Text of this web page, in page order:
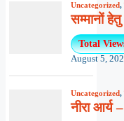
Uncategorized,
सम्मानों
Total
August 5,
Uncategorized,
नीरा